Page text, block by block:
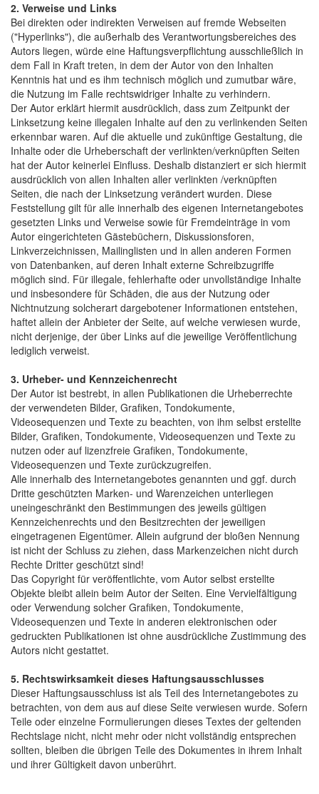
2. Verweise und Links
Bei direkten oder indirekten Verweisen auf fremde Webseiten
("Hyperlinks"), die außerhalb des Verantwortungsbereiches des
Autors liegen, würde eine Haftungsverpflichtung ausschließlich in
dem Fall in Kraft treten, in dem der Autor von den Inhalten
Kenntnis hat und es ihm technisch möglich und zumutbar wäre,
die Nutzung im Falle rechtswidriger Inhalte zu verhindern.
Der Autor erklärt hiermit ausdrücklich, dass zum Zeitpunkt der
Linksetzung keine illegalen Inhalte auf den zu verlinkenden Seiten
erkennbar waren. Auf die aktuelle und zukünftige Gestaltung, die
Inhalte oder die Urheberschaft der verlinkten/verknüpften Seiten
hat der Autor keinerlei Einfluss. Deshalb distanziert er sich hiermit
ausdrücklich von allen Inhalten aller verlinkten /verknüpften
Seiten, die nach der Linksetzung verändert wurden. Diese
Feststellung gilt für alle innerhalb des eigenen Internetangebotes
gesetzten Links und Verweise sowie für Fremdeinträge in vom
Autor eingerichteten Gästebüchern, Diskussionsforen,
Linkverzeichnissen, Mailinglisten und in allen anderen Formen
von Datenbanken, auf deren Inhalt externe Schreibzugriffe
möglich sind. Für illegale, fehlerhafte oder unvollständige Inhalte
und insbesondere für Schäden, die aus der Nutzung oder
Nichtnutzung solcherart dargebotener Informationen entstehen,
haftet allein der Anbieter der Seite, auf welche verwiesen wurde,
nicht derjenige, der über Links auf die jeweilige Veröffentlichung
lediglich verweist.
3. Urheber- und Kennzeichenrecht
Der Autor ist bestrebt, in allen Publikationen die Urheberrechte
der verwendeten Bilder, Grafiken, Tondokumente,
Videosequenzen und Texte zu beachten, von ihm selbst erstellte
Bilder, Grafiken, Tondokumente, Videosequenzen und Texte zu
nutzen oder auf lizenzfreie Grafiken, Tondokumente,
Videosequenzen und Texte zurückzugreifen.
Alle innerhalb des Internetangebotes genannten und ggf. durch
Dritte geschützten Marken- und Warenzeichen unterliegen
uneingeschränkt den Bestimmungen des jeweils gültigen
Kennzeichenrechts und den Besitzrechten der jeweiligen
eingetragenen Eigentümer. Allein aufgrund der bloßen Nennung
ist nicht der Schluss zu ziehen, dass Markenzeichen nicht durch
Rechte Dritter geschützt sind!
Das Copyright für veröffentlichte, vom Autor selbst erstellte
Objekte bleibt allein beim Autor der Seiten. Eine Vervielfältigung
oder Verwendung solcher Grafiken, Tondokumente,
Videosequenzen und Texte in anderen elektronischen oder
gedruckten Publikationen ist ohne ausdrückliche Zustimmung des
Autors nicht gestattet.
5. Rechtswirksamkeit dieses Haftungsausschlusses
Dieser Haftungsausschluss ist als Teil des Internetangebotes zu
betrachten, von dem aus auf diese Seite verwiesen wurde. Sofern
Teile oder einzelne Formulierungen dieses Textes der geltenden
Rechtslage nicht, nicht mehr oder nicht vollständig entsprechen
sollten, bleiben die übrigen Teile des Dokumentes in ihrem Inhalt
und ihrer Gültigkeit davon unberührt.